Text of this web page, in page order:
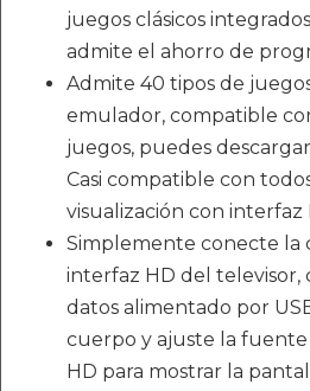
juegos clásicos
admite el ahorro de
Admite 40 tipos de
emulador, compatible
juegos, puedes
Casi compatible con
visualización con interfaz
Simplemente conecte la
interfaz HD del televisor,
datos alimentado por
cuerpo y ajuste la fuente
HD para mostrar la